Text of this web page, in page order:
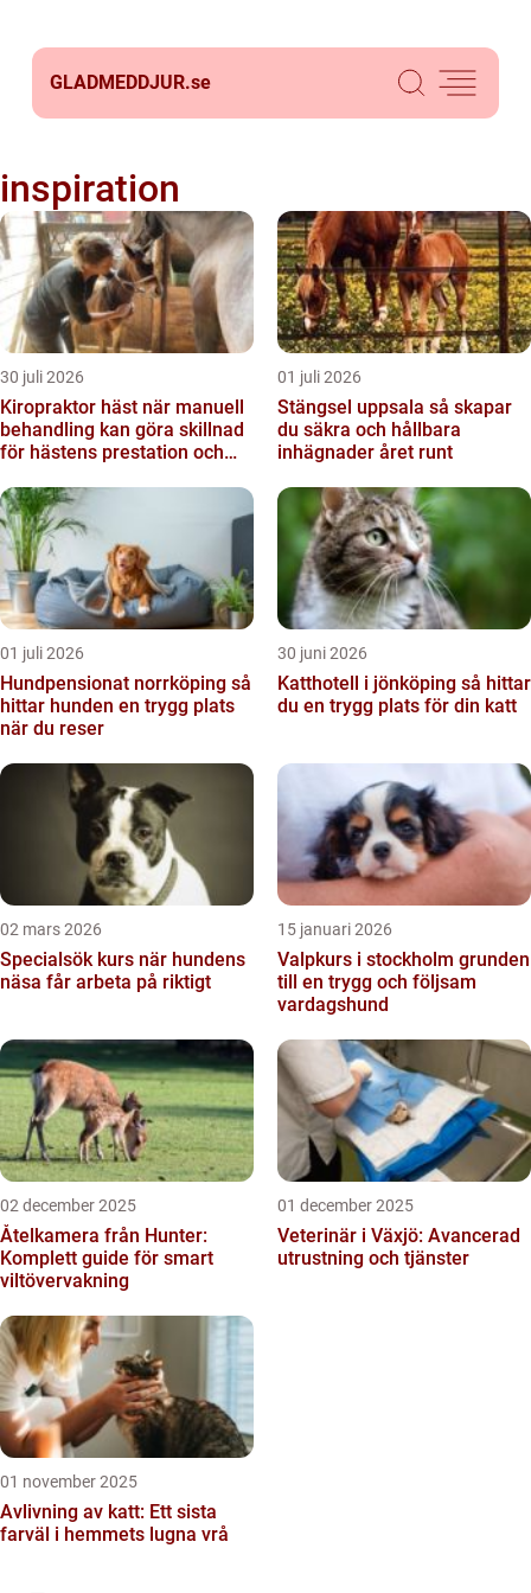
GLADMEDDJUR.se
inspiration
30 juli 2026
Kiropraktor häst när manuell
behandling kan göra skillnad
för hästens prestation och
01 juli 2026
Stängsel uppsala så skapar
du säkra och hållbara
inhägnader året runt
01 juli 2026
Hundpensionat norrköping så
hittar hunden en trygg plats
när du reser
30 juni 2026
Katthotell i jönköping så hittar
du en trygg plats för din katt
02 mars 2026
Specialsök kurs när hundens
näsa får arbeta på riktigt
15 januari 2026
Valpkurs i stockholm grunden
till en trygg och följsam
vardagshund
02 december 2025
Åtelkamera från Hunter:
Komplett guide för smart
viltövervakning
01 december 2025
Veterinär i Växjö: Avancerad
utrustning och tjänster
01 november 2025
Avlivning av katt: Ett sista
farväl i hemmets lugna vrå